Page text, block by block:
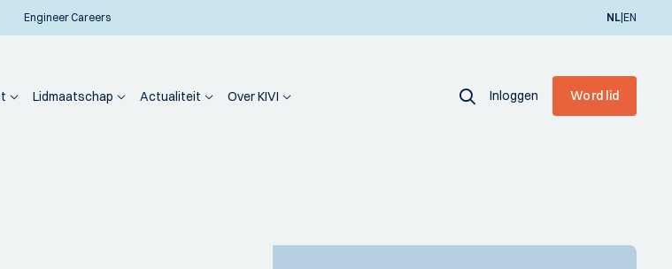
Engineer Careers NL|EN
Lidmaatschap Actualiteit Over KIVI Inloggen Word lid